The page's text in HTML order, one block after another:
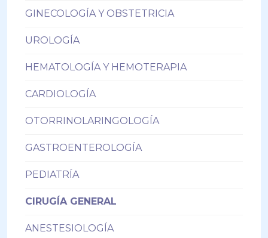
GINECOLOGÍA Y OBSTETRICIA
UROLOGÍA
HEMATOLOGÍA Y HEMOTERAPIA
CARDIOLOGÍA
OTORRINOLARINGOLOGÍA
GASTROENTEROLOGÍA
PEDIATRÍA
CIRUGÍA GENERAL
ANESTESIOLOGÍA